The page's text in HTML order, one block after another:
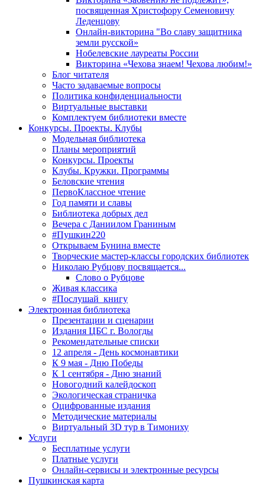
посвященная Христофору Семеновичу
Леденцову
Онлайн-викторина "Во славу защитника
земли русской»
Нобелевские лауреаты России
Викторина «Чехова знаем! Чехова любим!»
Блог читателя
Часто задаваемые вопросы
Политика конфиденциальности
Виртуальные выставки
Комплектуем библиотеки вместе
Конкурсы. Проекты. Клубы
Модельная библиотека
Планы мероприятий
Конкурсы. Проекты
Клубы. Кружки. Программы
Беловские чтения
ПервоКлассное чтение
Год памяти и славы
Библиотека добрых дел
Вечера с Даниилом Граниным
#Пушкин220
Открываем Бунина вместе
Творческие мастер-классы городских библиотек
Николаю Рубцову посвящается...
Слово о Рубцове
Живая классика
#Послушай_книгу
Электронная библиотека
Презентации и сценарии
Издания ЦБС г. Вологды
Рекомендательные списки
12 апреля - День космонавтики
К 9 мая - Дню Победы
К 1 сентября - Дню знаний
Новогодний калейдоскоп
Экологическая страничка
Оцифрованные издания
Методические материалы
Виртуальный 3D тур в Тимониху
Услуги
Бесплатные услуги
Платные услуги
Онлайн-сервисы и электронные ресурсы
Пушкинская карта